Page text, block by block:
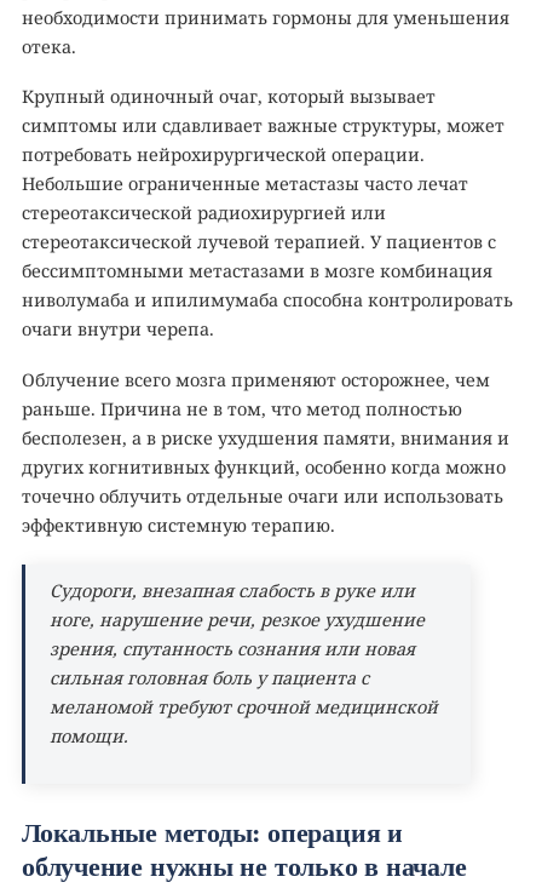
необходимости принимать гормоны для уменьшения
отека.
Крупный одиночный очаг, который вызывает
симптомы или сдавливает важные структуры, может
потребовать нейрохирургической операции.
Небольшие ограниченные метастазы часто лечат
стереотаксической радиохирургией или
стереотаксической лучевой терапией. У пациентов с
бессимптомными метастазами в мозге комбинация
ниволумаба и ипилимумаба способна контролировать
очаги внутри черепа.
Облучение всего мозга применяют осторожнее, чем
раньше. Причина не в том, что метод полностью
бесполезен, а в риске ухудшения памяти, внимания и
других когнитивных функций, особенно когда можно
точечно облучить отдельные очаги или использовать
эффективную системную терапию.
Судороги, внезапная слабость в руке или
ноге, нарушение речи, резкое ухудшение
зрения, спутанность сознания или новая
сильная головная боль у пациента с
меланомой требуют срочной медицинской
помощи.
Локальные методы: операция и
облучение нужны не только в начале